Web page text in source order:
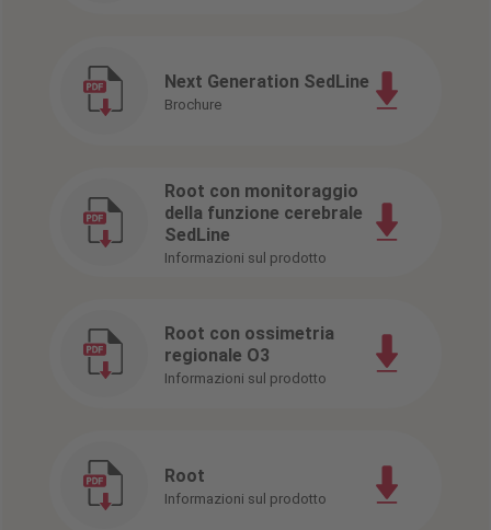
Next Generation SedLine
Brochure
Root con monitoraggio
della funzione cerebrale
SedLine
Informazioni sul prodotto
Root con ossimetria
regionale O3
Informazioni sul prodotto
Root
Informazioni sul prodotto